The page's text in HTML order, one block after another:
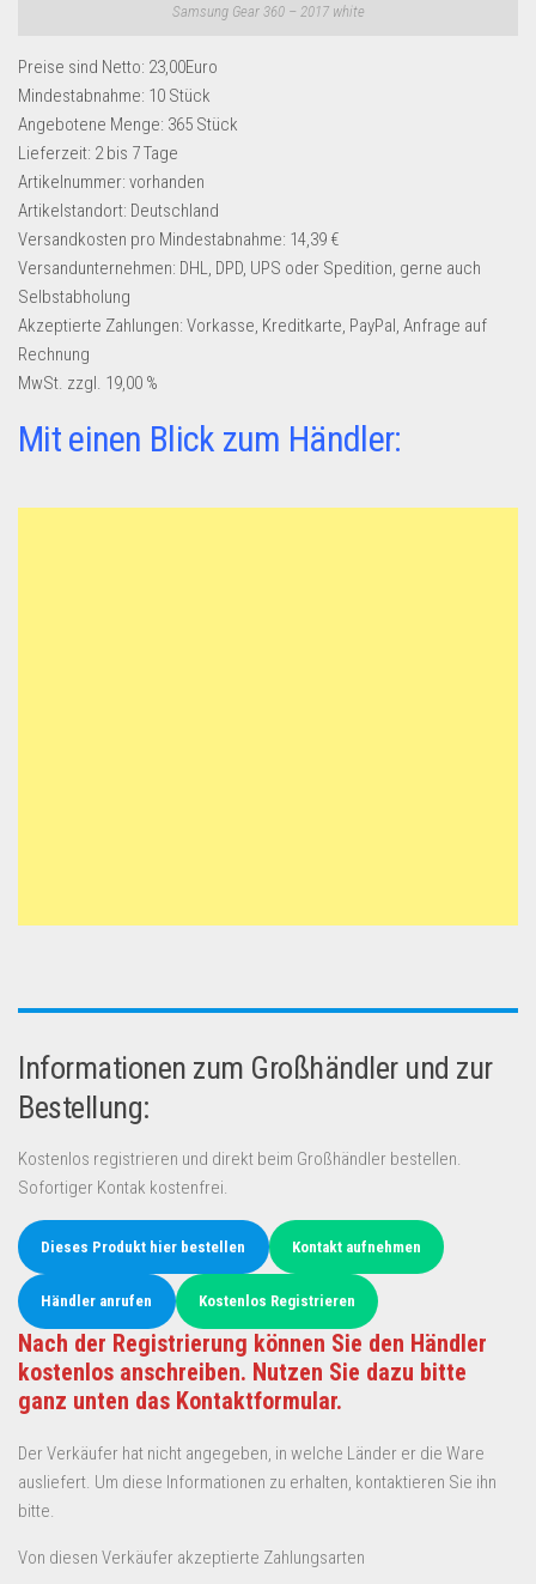
Samsung Gear 360 – 2017 white
Preise sind Netto: 23,00Euro
Mindestabnahme: 10 Stück
Angebotene Menge: 365 Stück
Lieferzeit: 2 bis 7 Tage
Artikelnummer: vorhanden
Artikelstandort: Deutschland
Versandkosten pro Mindestabnahme: 14,39 €
Versandunternehmen: DHL, DPD, UPS oder Spedition, gerne auch
Selbstabholung
Akzeptierte Zahlungen: Vorkasse, Kreditkarte, PayPal, Anfrage auf
Rechnung
MwSt. zzgl. 19,00 %
Mit einen Blick zum Händler:
Informationen zum Großhändler und zur
Bestellung:
Kostenlos registrieren und direkt beim Großhändler bestellen.
Sofortiger Kontak kostenfrei.
Dieses Produkt hier bestellen Kontakt aufnehmen
Händler anrufen Kostenlos Registrieren
Nach der Registrierung können Sie den Händler
kostenlos anschreiben. Nutzen Sie dazu bitte
ganz unten das Kontaktformular.
Der Verkäufer hat nicht angegeben, in welche Länder er die Ware
ausliefert. Um diese Informationen zu erhalten, kontaktieren Sie ihn
bitte.
Von diesen Verkäufer akzeptierte Zahlungsarten